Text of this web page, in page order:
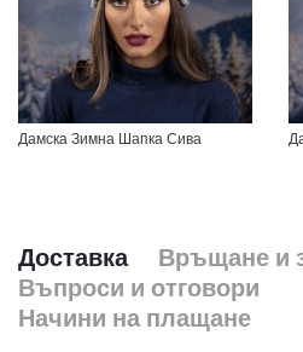
Дамска Зимна Шапка Сива
Доставка
Връщане и
Въпроси и отговори
Начини на плащане